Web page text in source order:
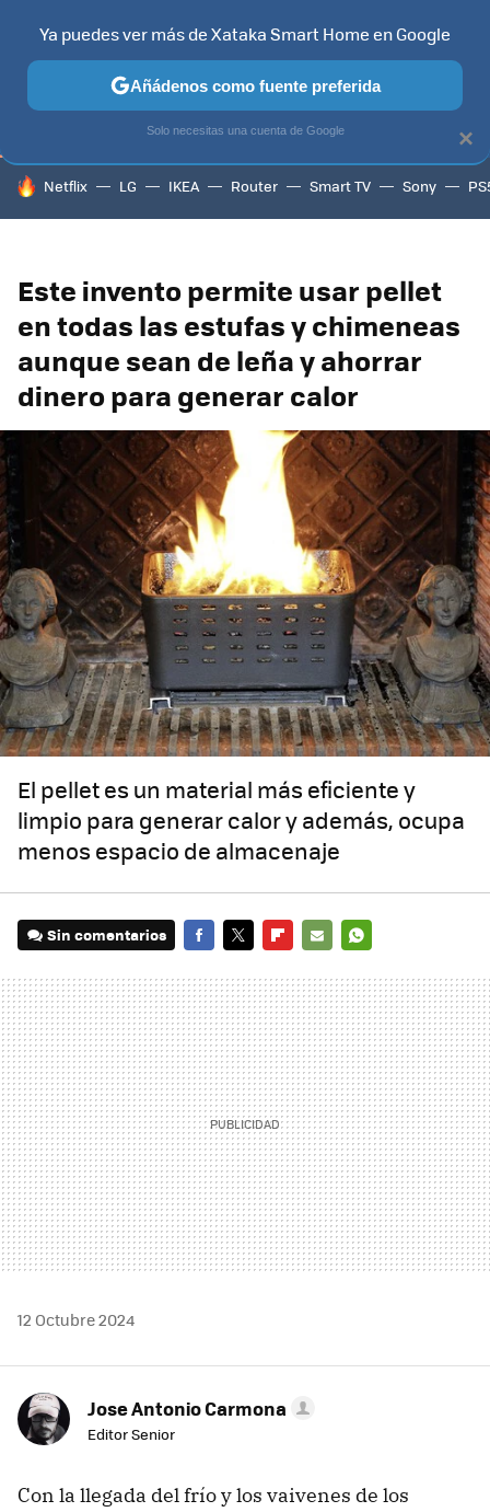
TELEVISORES CONTENIDOS SMART TV SELECCIÓN
HOY SE HABLA DE
Netflix LG IKEA Router Smart TV Sony
Este invento permite usar pellet
en todas las estufas y chimeneas
aunque sean de leña y ahorrar
dinero para generar calor
El pellet es un material más eficiente y
limpio para generar calor y además, ocupa
menos espacio de almacenaje
Sin comentarios
MAIL
12 Octubre 2024
Jose Antonio Carmona
Editor Senior
Con la llegada del frío y los vaivenes de los
×
Ya puedes ver más de Xataka Smart Home en Google
Añádenos como fuente preferida
Solo necesitas una cuenta de Google